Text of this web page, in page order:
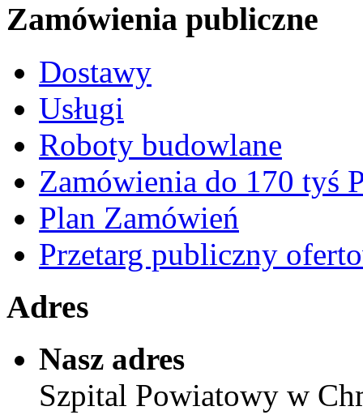
Zamówienia publiczne
Dostawy
Usługi
Roboty budowlane
Zamówienia do 170 tyś
Plan Zamówień
Przetarg publiczny
Adres
Nasz adres
Szpital Powiatowy w